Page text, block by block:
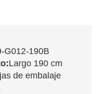
G012-190B
Largo 190 cm
de embalaje